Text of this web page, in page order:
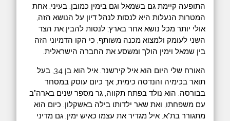
התופעה קיימת גם בשמאל וגם בימין כמובן. בעיני, אחת
המטרות הנעלות היא לנסות לנהל דיון על הנושא הזה,
אולי יותר מכל נושא אחר בארץ; לנסות להבין את הצד
השני לעומק ולמצוא מכנה משותף, כי הקו הדמיוני הזה
בין שמאל וימין הולך ומשסע את החברה הישראלית.
האורח שלי היום הוא איל קירשנר. איל הוא בן 34, בעל
תואר בכימיה והנדסה כימית, אך כיום עוסק במסחר
בבורסה. הוא נולד בפתח תקווה, גר מספר שנים בארה"ב
עם משפחתו, ואת שאר ילדותו בילה באשקלון. כיום הוא
מתגורר בת"א. איל מגדיר את עצמו כאיש ימין, גם מדיני